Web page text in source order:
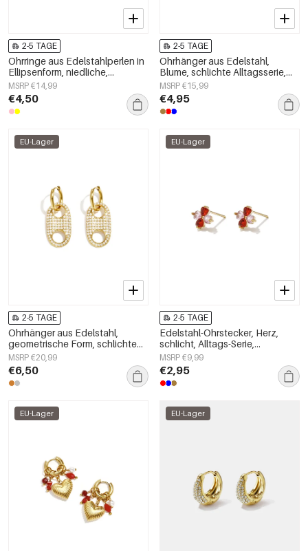
2-5 TAGE
Ohrringe aus Edelstahlperlen in
Ellipsenform, niedliche,
schlichte Alltags-Serie,
Damenschmuck
MSRP €14,99
€4,50
2-5 TAGE
Ohrhänger aus Edelstahl,
Blume, schlichte Alltagsserie,
Damenschmuck
MSRP €15,99
€4,95
EU-Lager
2-5 TAGE
Ohrhänger aus Edelstahl,
geometrische Form, schlichte
Alltags-Serie, Damenschmuck
MSRP €20,99
€6,50
EU-Lager
2-5 TAGE
Edelstahl-Ohrstecker, Herz,
schlicht, Alltags-Serie,
Damenschmuck
MSRP €9,99
€2,95
EU-Lager EU-Lager